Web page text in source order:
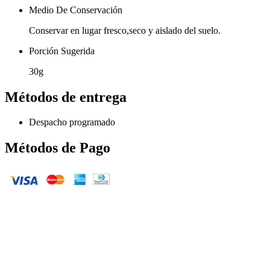
Medio De Conservación
Conservar en lugar fresco,seco y aislado del suelo.
Porción Sugerida
30g
Métodos de entrega
Despacho programado
Métodos de Pago